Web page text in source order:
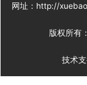
网址：http://
版权所有
技术